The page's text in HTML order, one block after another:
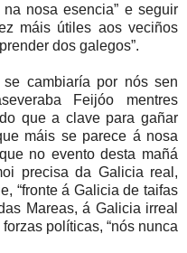
nosa esencia” e seguir
máis útiles aos veciños
dos galegos”.
se cambiaría por nós sen
Feijóo mentres
que a clave para gañar
máis se parece á nosa
no evento desta mañá
precisa da Galicia real,
“fronte á Galicia de taifas
Mareas, á Galicia irreal
políticas, “nós nunca